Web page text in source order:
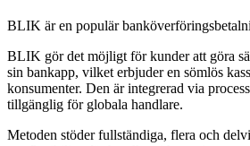
BLIK är en populär
BLIK gör det möjligt för kunder att göra
sin bankapp, vilket erbjuder en sömlös
konsumenter. Den är integrerad via
tillgänglig för globala handlare.
Metoden stöder fullständiga, flera och